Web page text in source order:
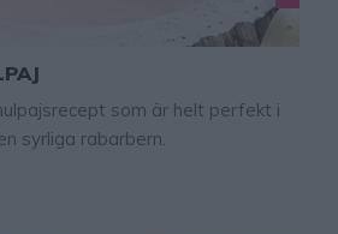
som är helt perfekt i
syrliga rabarbern.